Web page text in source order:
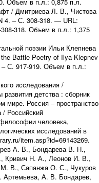
/ Дмитриева Л. В., Чистова
4. – С. 308-318. — URL:
318. Объем в п.л.: 1,375
поэзии Ильи Клепнева
Battle Poetry of Ilya Klepnev
С. 917-919. Объем в п.л.:
исследования /
детства : сборник
мире. Россия – пространство
/ Российский
человека,
исследований в
item.asp?id=69143269.
А. В., Бондарева В. Н.,
Кривич Н. А., Леонов И. В.,
В., Сапанжа О. С., Чукуров
А. В. Бондарев,